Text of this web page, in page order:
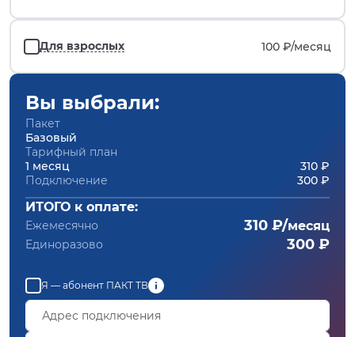
Для взрослых 100 ₽/месяц
Вы выбрали:
Пакет
Базовый
Тарифный план
1 месяц
310 ₽
Подключение
300 ₽
ИТОГО к оплате:
Ежемесячно 310 ₽/месяц
Единоразово 300 ₽
Я — абонент ПАКТ ТВ